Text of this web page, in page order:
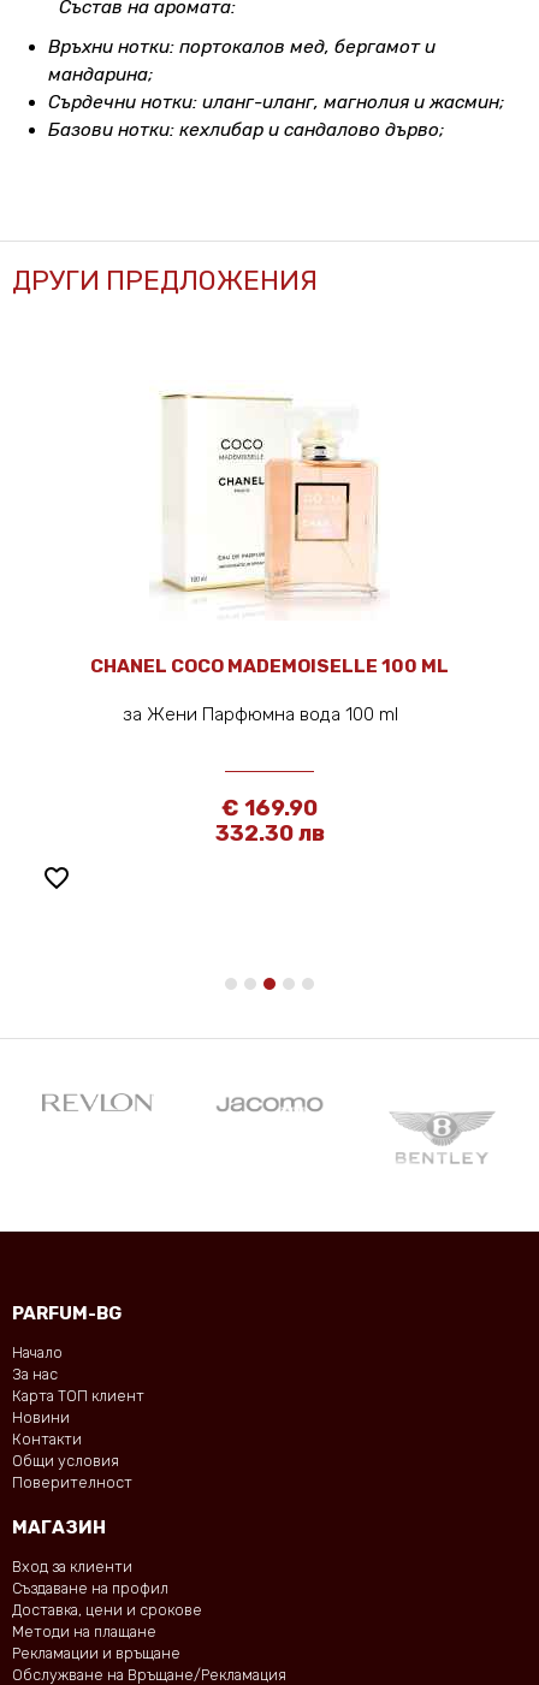
Състав на аромата:
Връхни нотки: портокалов мед, бергамот и
мандарина;
Сърдечни нотки: иланг-иланг, магнолия и жасмин;
Базови нотки: кехлибар и сандалово дърво;
ДРУГИ ПРЕДЛОЖЕНИЯ
favorite_border
CHANEL COCO MADEMOISELLE 100 ML
за Жени Парфюмна вода 100 ml
€ 169.90
332.30 лв
PARFUM-BG
Начало
За нас
Карта ТОП клиент
Новини
Контакти
Общи условия
Поверителност
МАГАЗИН
Вход за клиенти
Създаване на профил
Доставка, цени и срокове
Методи на плащане
Рекламации и връщане
Обслужване на Връщане/Рекламация